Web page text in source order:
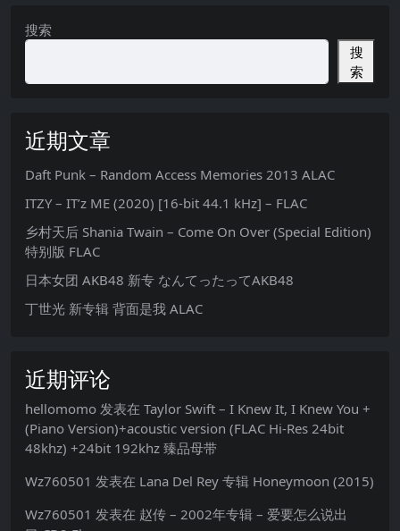
搜索
搜
索
近期文章
Daft Punk – Random Access Memories 2013 ALAC
ITZY – IT’z ME (2020) [16-bit 44.1 kHz] – FLAC
乡村天后 Shania Twain – Come On Over (Special Edition)
特别版 FLAC
日本女团 AKB48 新专 なんてったってAKB48
丁世光 新专辑 背面是我 ALAC
近期评论
hellomomo 发表在 Taylor Swift – I Knew It, I Knew You +
(Piano Version)+acoustic version (FLAC Hi-Res 24bit
48khz) +24bit 192khz 臻品母带
Wz760501 发表在 Lana Del Rey 专辑 Honeymoon (2015)
Wz760501 发表在 赵传 – 2002年专辑 – 爱要怎么说出